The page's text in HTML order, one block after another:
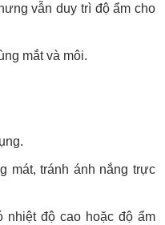
vẫn duy trì độ ẩm cho
mắt và môi.
mát, tránh ánh nắng trực
nhiệt độ cao hoặc độ ẩm